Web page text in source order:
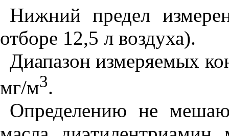
Нижний предел
отборе 12,5 л воздуха).
Диапазон измеряемых
мг/м3.
Определению не